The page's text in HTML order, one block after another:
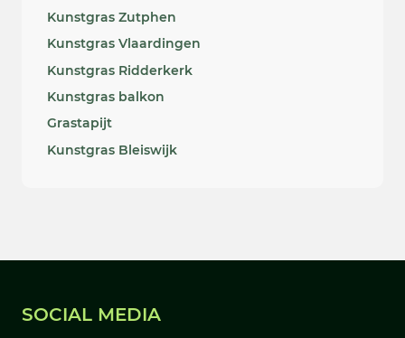
Kunstgras Zutphen
Kunstgras Vlaardingen
Kunstgras Ridderkerk
Kunstgras balkon
Grastapijt
Kunstgras Bleiswijk
SOCIAL MEDIA